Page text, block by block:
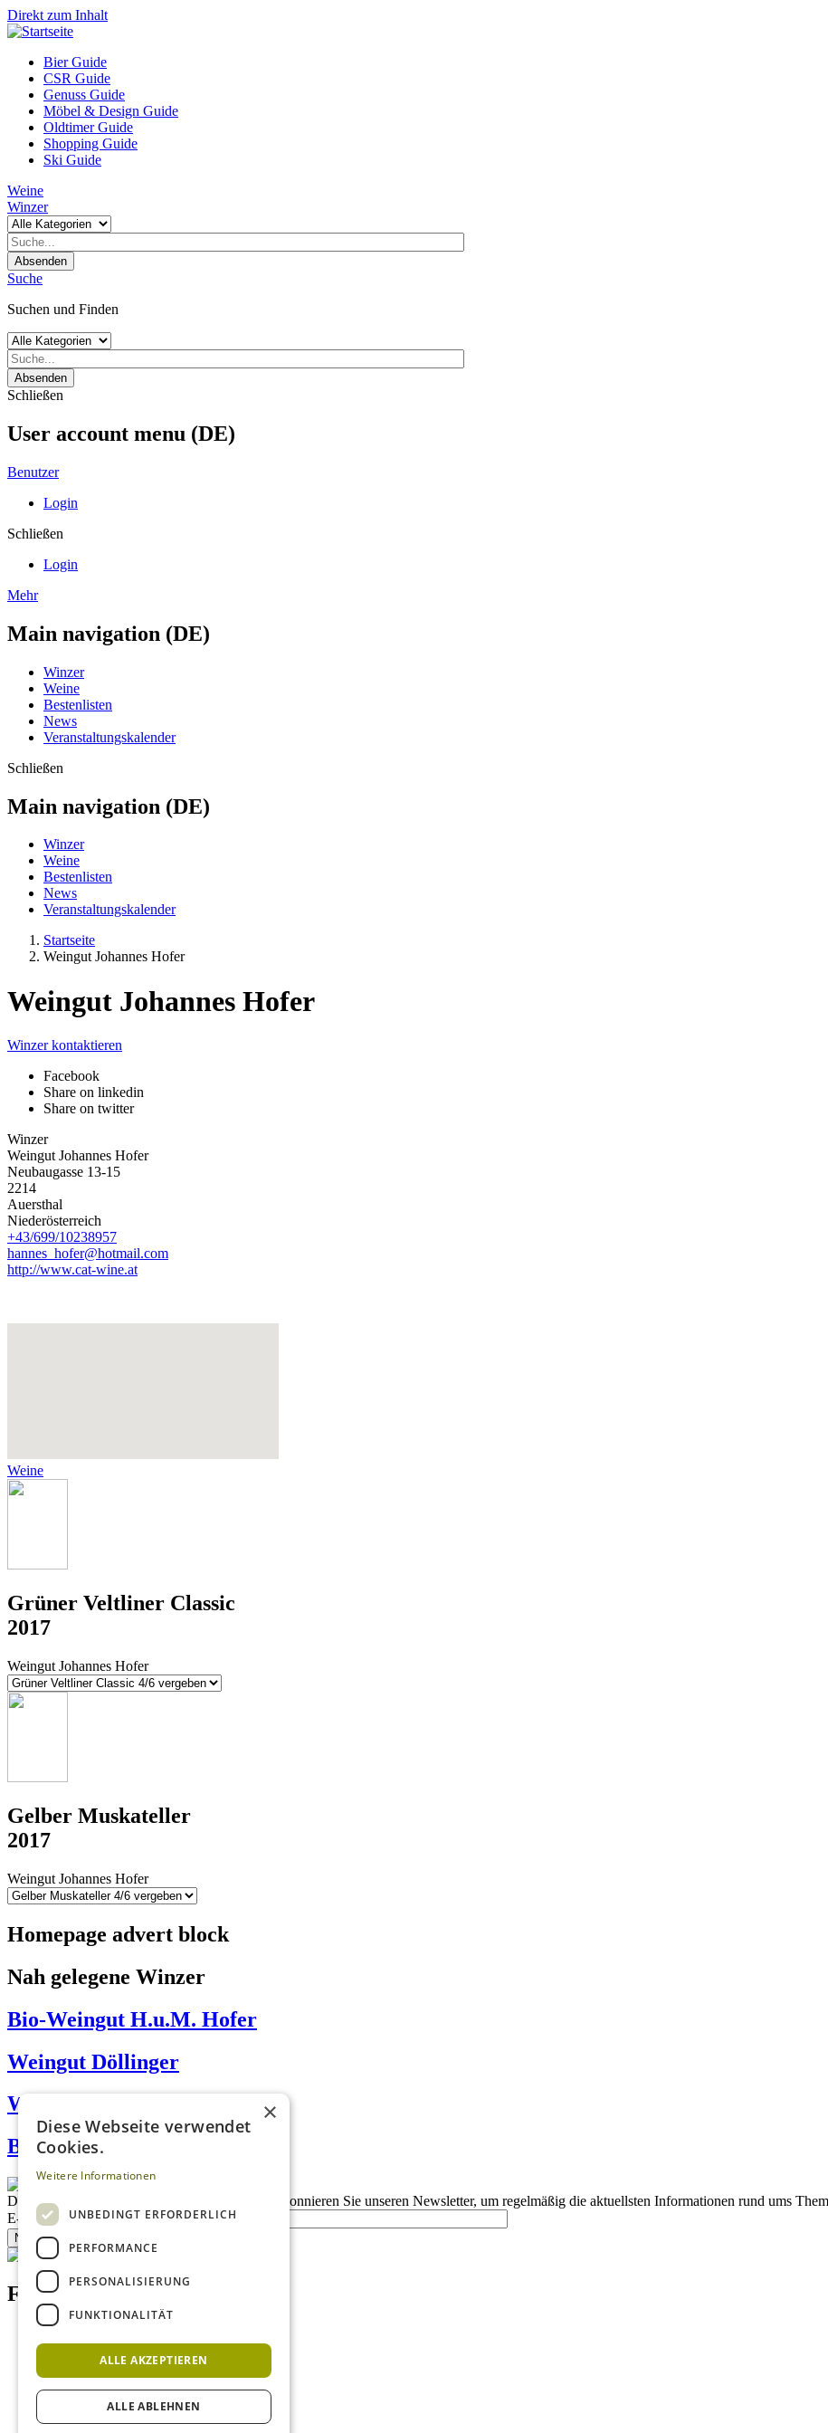
Direkt zum Inhalt
Bier Guide
CSR Guide
Genuss Guide
Möbel & Design Guide
Oldtimer Guide
Shopping Guide
Ski Guide
Weine
Winzer
Absenden
Suche
Suchen und Finden
Absenden
Schließen
User account menu (DE)
Benutzer
Login
Schließen
Login
Mehr
Main navigation (DE)
Winzer
Weine
Bestenlisten
News
Veranstaltungskalender
Schließen
Main navigation (DE)
Winzer
Weine
Bestenlisten
News
Veranstaltungskalender
Startseite
Weingut Johannes Hofer
Weingut Johannes Hofer
Winzer kontaktieren
Facebook
Share on linkedin
Share on twitter
Winzer
Weingut Johannes Hofer
Neubaugasse 13-15
2214
Auersthal
Niederösterreich
+43/699/10238957
hannes_hofer@hotmail.com
http://www.cat-wine.at
Weine
Grüner Veltliner Classic
2017
Weingut Johannes Hofer
Gelber Muskateller
2017
Weingut Johannes Hofer
Homepage advert block
Nah gelegene Winzer
Bio-Weingut H.u.M. Hofer
Weingut Döllinger
Weinbau Poys
BIO-Weinhof Vogl
Description
Abonnieren Sie unseren Newsletter, um regelmäßig die aktuellsten Informationen rund ums
E-Mail
Newsletter bestellen
Footer menu (DE)
Nutzungsbedingungen
Impressum
Mediadaten Rotweinguide
×
Diese Webseite verwendet
Cookies.
Weitere Informationen
UNBEDINGT ERFORDERLICH
PERFORMANCE
PERSONALISIERUNG
FUNKTIONALITÄT
ALLE AKZEPTIEREN
ALLE ABLEHNEN